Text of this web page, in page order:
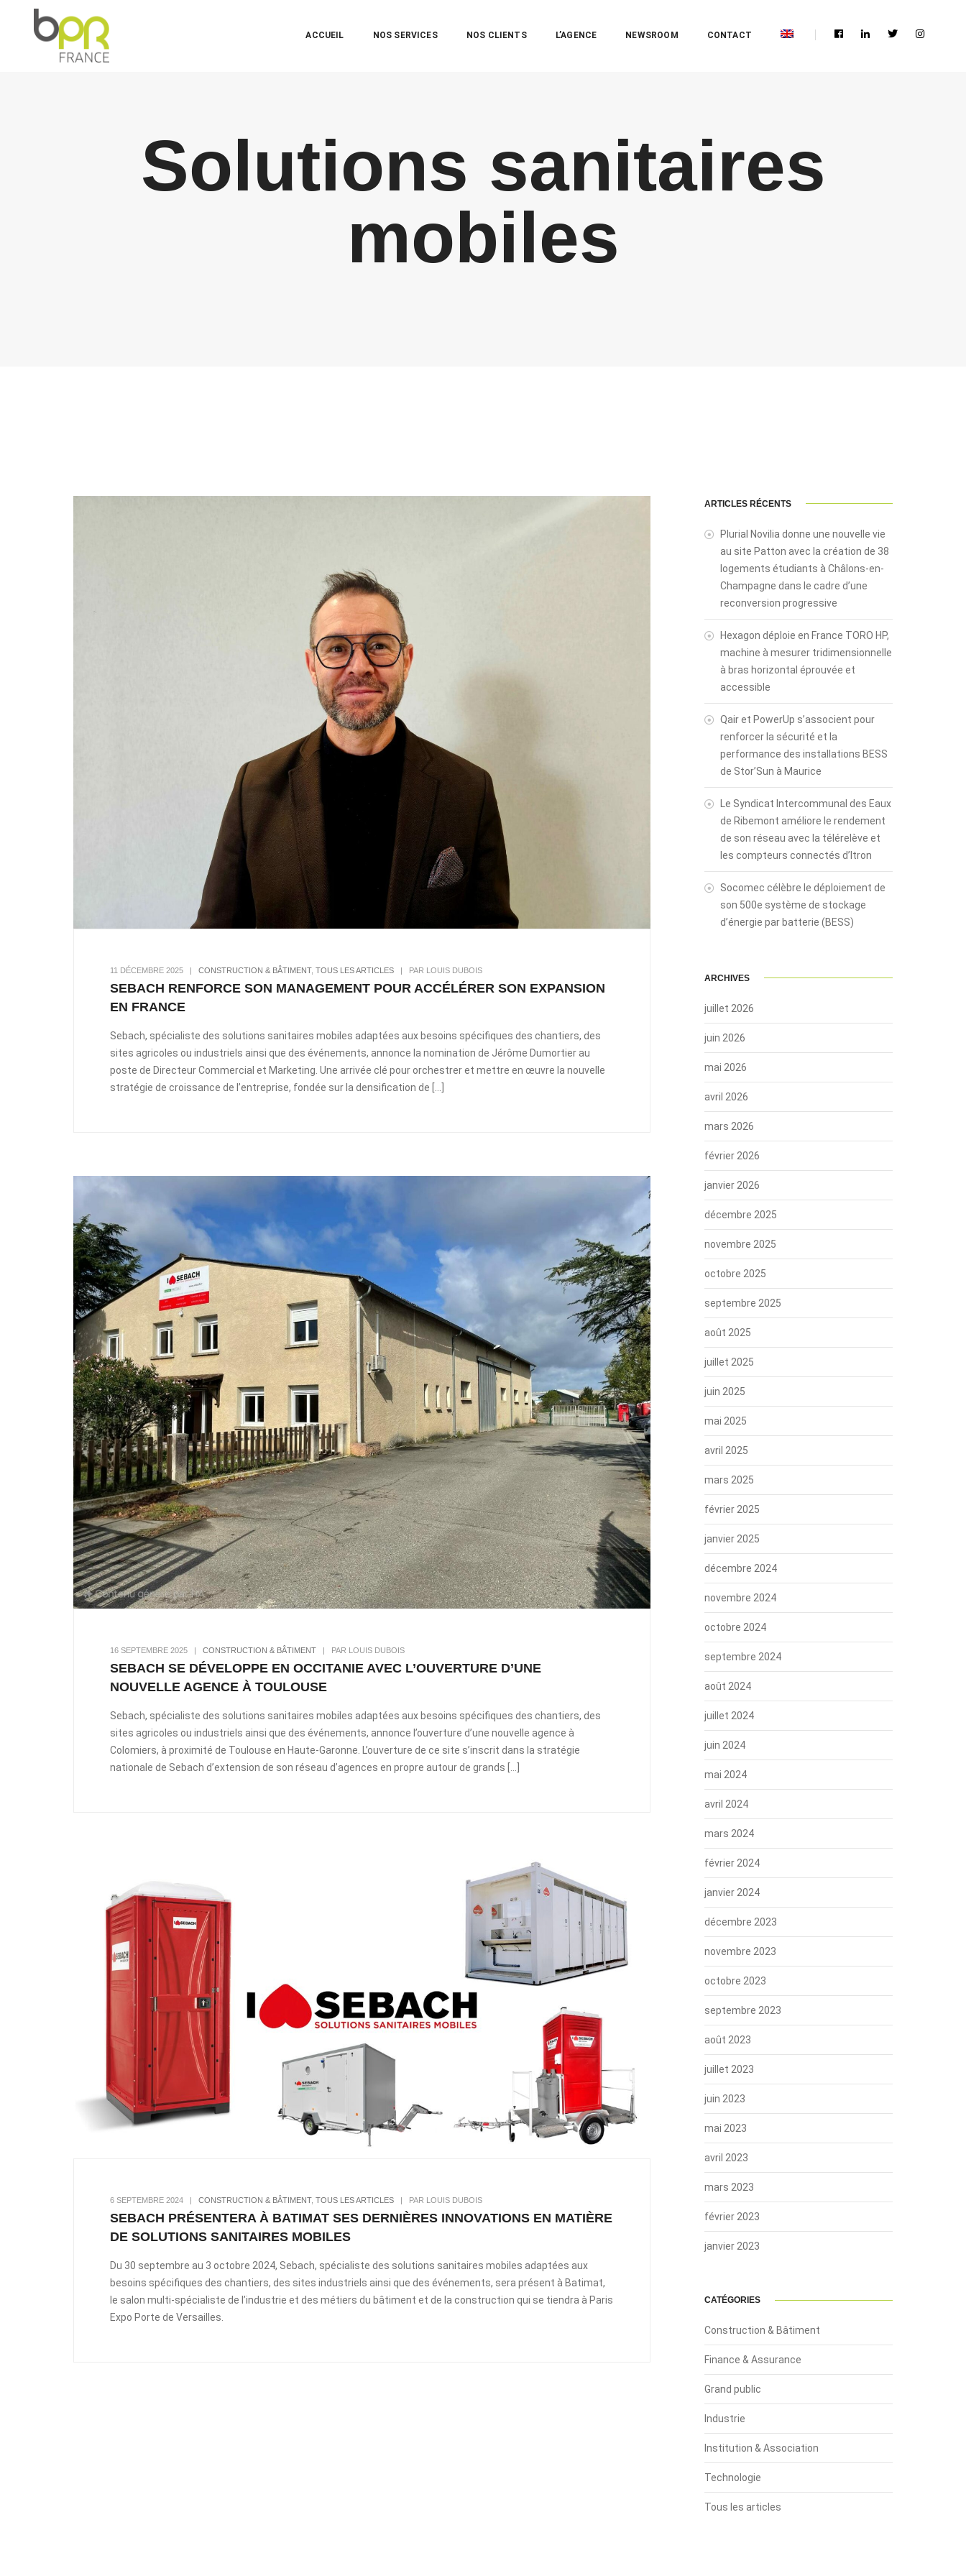
ACCUEIL NOS SERVICES NOS CLIENTS L’AGENCE NEWSROOM CONTACT
Solutions sanitaires
mobiles
11 DÉCEMBRE 2025 | CONSTRUCTION & BÂTIMENT, TOUS LES ARTICLES | PAR LOUIS DUBOIS
SEBACH RENFORCE SON MANAGEMENT POUR ACCÉLÉRER SON EXPANSION
EN FRANCE
Sebach, spécialiste des solutions sanitaires mobiles adaptées aux besoins spécifiques des chantiers, des
sites agricoles ou industriels ainsi que des événements, annonce la nomination de Jérôme Dumortier au
poste de Directeur Commercial et Marketing. Une arrivée clé pour orchestrer et mettre en œuvre la nouvelle
stratégie de croissance de l’entreprise, fondée sur la densification de […]
16 SEPTEMBRE 2025 | CONSTRUCTION & BÂTIMENT | PAR LOUIS DUBOIS
SEBACH SE DÉVELOPPE EN OCCITANIE AVEC L’OUVERTURE D’UNE
NOUVELLE AGENCE À TOULOUSE
Sebach, spécialiste des solutions sanitaires mobiles adaptées aux besoins spécifiques des chantiers, des
sites agricoles ou industriels ainsi que des événements, annonce l’ouverture d’une nouvelle agence à
Colomiers, à proximité de Toulouse en Haute-Garonne. L’ouverture de ce site s’inscrit dans la stratégie
nationale de Sebach d’extension de son réseau d’agences en propre autour de grands […]
6 SEPTEMBRE 2024 | CONSTRUCTION & BÂTIMENT, TOUS LES ARTICLES | PAR LOUIS DUBOIS
SEBACH PRÉSENTERA À BATIMAT SES DERNIÈRES INNOVATIONS EN MATIÈRE
DE SOLUTIONS SANITAIRES MOBILES
Du 30 septembre au 3 octobre 2024, Sebach, spécialiste des solutions sanitaires mobiles adaptées aux
besoins spécifiques des chantiers, des sites industriels ainsi que des événements, sera présent à Batimat,
le salon multi-spécialiste de l’industrie et des métiers du bâtiment et de la construction qui se tiendra à Paris
Expo Porte de Versailles.
ARTICLES RÉCENTS
Plurial Novilia donne une nouvelle vie
au site Patton avec la création de 38
logements étudiants à Châlons-en-
Champagne dans le cadre d’une
reconversion progressive
Hexagon déploie en France TORO HP,
machine à mesurer tridimensionnelle
à bras horizontal éprouvée et
accessible
Qair et PowerUp s’associent pour
renforcer la sécurité et la
performance des installations BESS
de Stor’Sun à Maurice
Le Syndicat Intercommunal des Eaux
de Ribemont améliore le rendement
de son réseau avec la télérelève et
les compteurs connectés d’Itron
Socomec célèbre le déploiement de
son 500e système de stockage
d’énergie par batterie (BESS)
ARCHIVES
juillet 2026
juin 2026
mai 2026
avril 2026
mars 2026
février 2026
janvier 2026
décembre 2025
novembre 2025
octobre 2025
septembre 2025
août 2025
juillet 2025
juin 2025
mai 2025
avril 2025
mars 2025
février 2025
janvier 2025
décembre 2024
novembre 2024
octobre 2024
septembre 2024
août 2024
juillet 2024
juin 2024
mai 2024
avril 2024
mars 2024
février 2024
janvier 2024
décembre 2023
novembre 2023
octobre 2023
septembre 2023
août 2023
juillet 2023
juin 2023
mai 2023
avril 2023
mars 2023
février 2023
janvier 2023
CATÉGORIES
Construction & Bâtiment
Finance & Assurance
Grand public
Industrie
Institution & Association
Technologie
Tous les articles